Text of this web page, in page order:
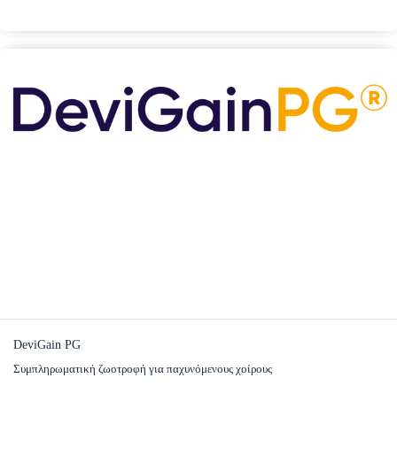
DeviGain PG
Συμπληρωματική ζωοτροφή για παχυνόμενους χοίρους